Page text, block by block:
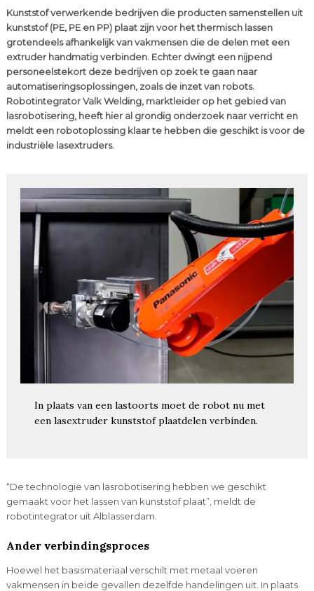
Kunststof verwerkende bedrijven die producten samenstellen uit
kunststof (PE, PE en PP) plaat zijn voor het thermisch lassen
grotendeels afhankelijk van vakmensen die de delen met een
extruder handmatig verbinden. Echter dwingt een nijpend
personeelstekort deze bedrijven op zoek te gaan naar
automatiseringsoplossingen, zoals de inzet van robots.
Robotintegrator Valk Welding, marktleider op het gebied van
lasrobotisering, heeft hier al grondig onderzoek naar verricht en
meldt een robotoplossing klaar te hebben die geschikt is voor de
industriële lasextruders.
In plaats van een lastoorts moet de robot nu met
een lasextruder kunststof plaatdelen verbinden.
“De technologie van lasrobotisering hebben we geschikt
gemaakt voor het lassen van kunststof plaat”, meldt de
robotintegrator uit Alblasserdam.
Ander verbindingsproces
Hoewel het basismateriaal verschilt met metaal voeren
vakmensen in beide gevallen dezelfde handelingen uit. In plaats